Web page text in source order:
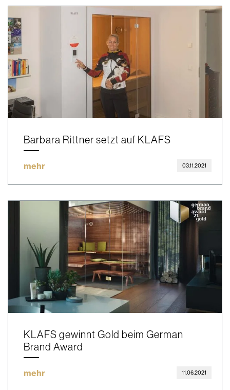
Barbara Rittner setzt auf KLAFS
mehr 03.11.2021
KLAFS gewinnt Gold beim German
Brand Award
mehr 11.06.2021